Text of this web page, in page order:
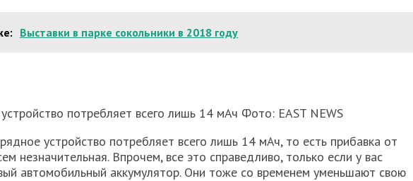
Выставки в парке сокольники в 2018 году
потребляет всего лишь 14 мАч Фото: EAST NEWS
устройство потребляет всего лишь 14 мАч, то есть прибавка от
незначительная. Впрочем, все это справедливо, только если у вас
автомобильный аккумулятор. Они тоже со временем уменьшают свою